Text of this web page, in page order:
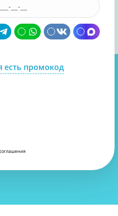
есть промокод
соглашения